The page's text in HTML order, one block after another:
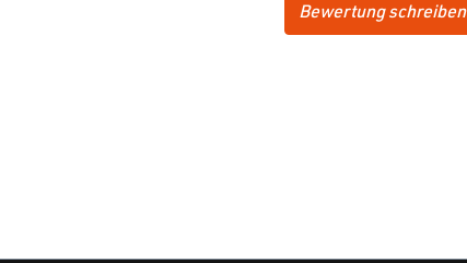
Bewertung schreiben